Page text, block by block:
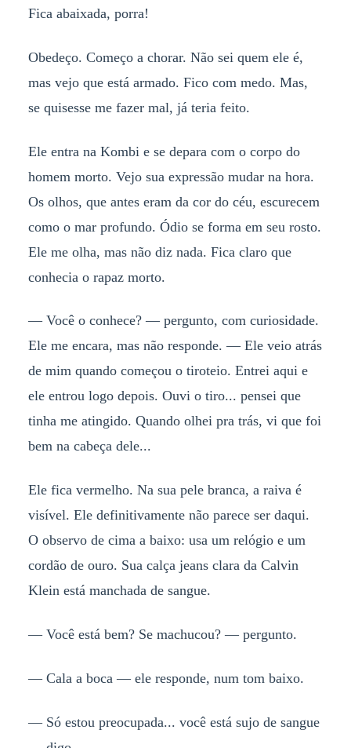
Fica abaixada, porra!
Obedeço. Começo a chorar. Não sei quem ele é,
mas vejo que está armado. Fico com medo. Mas,
se quisesse me fazer mal, já teria feito.
Ele entra na Kombi e se depara com o corpo do
homem morto. Vejo sua expressão mudar na hora.
Os olhos, que antes eram da cor do céu, escurecem
como o mar profundo. Ódio se forma em seu rosto.
Ele me olha, mas não diz nada. Fica claro que
conhecia o rapaz morto.
— Você o conhece? — pergunto, com curiosidade.
Ele me encara, mas não responde. — Ele veio atrás
de mim quando começou o tiroteio. Entrei aqui e
ele entrou logo depois. Ouvi o tiro... pensei que
tinha me atingido. Quando olhei pra trás, vi que foi
bem na cabeça dele...
Ele fica vermelho. Na sua pele branca, a raiva é
visível. Ele definitivamente não parece ser daqui.
O observo de cima a baixo: usa um relógio e um
cordão de ouro. Sua calça jeans clara da Calvin
Klein está manchada de sangue.
— Você está bem? Se machucou? — pergunto.
— Cala a boca — ele responde, num tom baixo.
— Só estou preocupada... você está sujo de sangue